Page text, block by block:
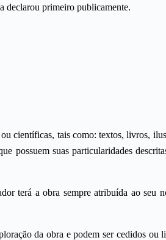
declarou primeiro publicamente.
científicas, tais como: textos, livros,
possuem suas particularidades
terá a obra sempre atribuída ao seu
da obra e podem ser cedidos ou